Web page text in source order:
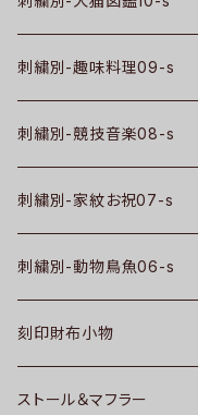
刺繍別-趣味料理09-s
刺繍別-競技音楽08-s
刺繍別-家紋お祝07-s
刺繍別-動物鳥魚06-s
刻印財布小物
ストール＆マフラー